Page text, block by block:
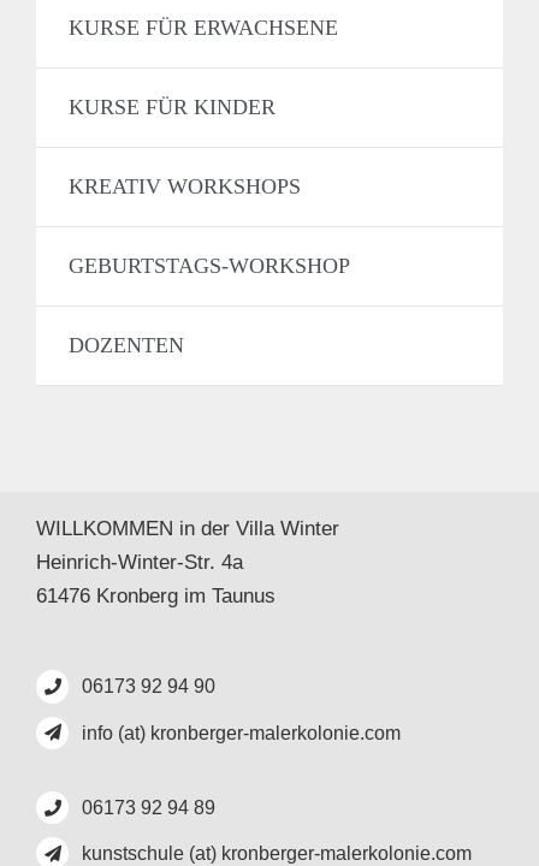
KURSE FÜR ERWACHSENE
KURSE FÜR KINDER
KREATIV WORKSHOPS
GEBURTSTAGS-WORKSHOP
DOZENTEN
WILLKOMMEN in der Villa Winter
Heinrich-Winter-Str. 4a
61476 Kronberg im Taunus
06173 92 94 90
info (at) kronberger-malerkolonie.com
06173 92 94 89
kunstschule (at) kronberger-malerkolonie.com